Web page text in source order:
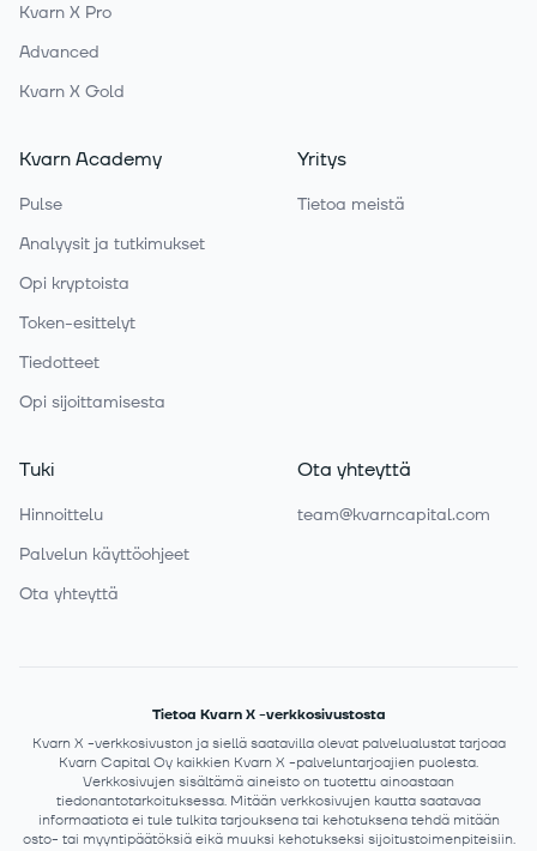
Kvarn X Pro
Advanced
Kvarn X Gold
Kvarn Academy
Pulse
Analyysit ja tutkimukset
Opi kryptoista
Token-esittelyt
Tiedotteet
Opi sijoittamisesta
Yritys
Tietoa meistä
Tuki
Hinnoittelu
Palvelun käyttöohjeet
Ota yhteyttä
Ota yhteyttä
team@kvarncapital.com
Tietoa Kvarn X -verkkosivustosta
Kvarn X -verkkosivuston ja siellä saatavilla olevat palvelualustat tarjoaa
Kvarn Capital Oy kaikkien Kvarn X -palveluntarjoajien puolesta.
Verkkosivujen sisältämä aineisto on tuotettu ainoastaan
tiedonantotarkoituksessa. Mitään verkkosivujen kautta saatavaa
informaatiota ei tule tulkita tarjouksena tai kehotuksena tehdä mitään
osto- tai myyntipäätöksiä eikä muuksi kehotukseksi sijoitustoimenpiteisiin.